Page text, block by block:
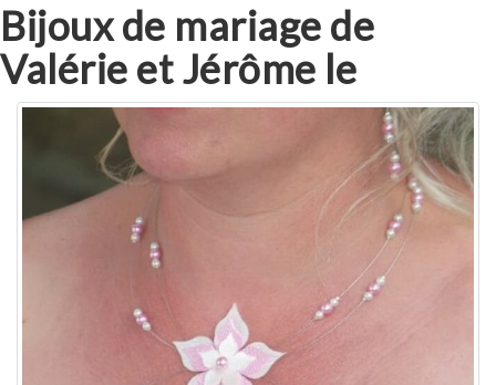
Bijoux de mariage de
Valérie et Jérôme le